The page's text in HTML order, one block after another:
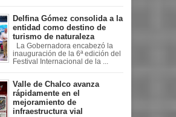
Delfina Gómez consolida a la
entidad como destino de
turismo de naturaleza
La Gobernadora encabezó la
inauguración de la 6ª edición del
Festival Internacional de la ...
Valle de Chalco avanza
rápidamente en el
mejoramiento de
infraestructura vial